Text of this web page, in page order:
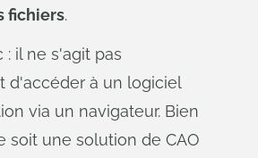
fichiers.
: il ne s'agit pas
d'accéder à un logiciel
via un navigateur. Bien
soit une solution de CAO